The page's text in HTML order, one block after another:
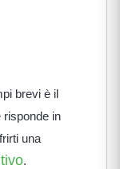
brevi è il
risponde in
una
.